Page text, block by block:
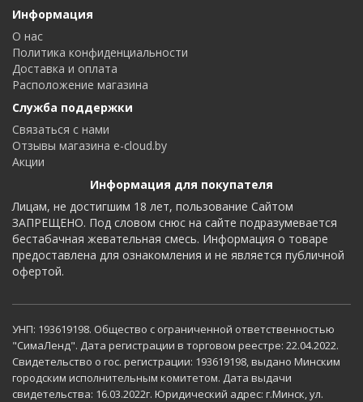
Информация
О нас
Политика конфиденциальности
Доставка и оплата
Расположение магазина
Служба поддержки
Связаться с нами
Отзывы магазина e-cloud.by
Акции
Информация для покупателя
Лицам, не достигшим 18 лет, пользование Сайтом
ЗАПРЕЩЕНО. Под словом снюс на сайте подразумевается
бестабачная жевательная смесь. Информация о товаре
предоставлена для ознакомления и не является публичной
офертой.
УНП: 193619198. Общество с ограниченной ответственностью
"СимаЛенд". Дата регистрации в торговом реестре: 22.04.2022.
Свидетельство о гос. регистрации: 193619198, выдано Минским
городским исполнительным комитетом. Дата выдачи
свидетельства: 16.03.2022г. Юридический адрес: г.Минск, ул.